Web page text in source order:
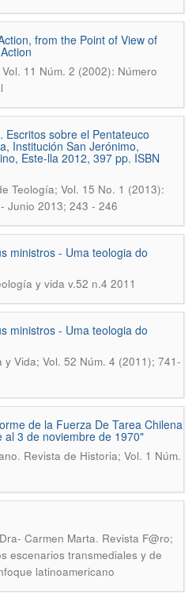
from the Point of View of
11 Núm. 2 (2002): Número
Escritos sobre el Pentateuco
Institución San Jerónimo,
Este-lla 2012, 397 pp. ISBN
Teología; Vol. 15 No. 1 (2013):
Junio 2013; 243 - 246
ministros - Uma teologia do
y vida v.52 n.4 2011
ministros - Uma teologia do
y Vida; Vol. 52 Núm. 4 (2011); 741-
de la Fuerza De Tarea Chilena
al 3 de noviembre de 1970"
. Revista de Historia; Vol. 1 Núm.
Carmen Marta. Revista F@ro;
escenarios transmediales y de
latinoamericano